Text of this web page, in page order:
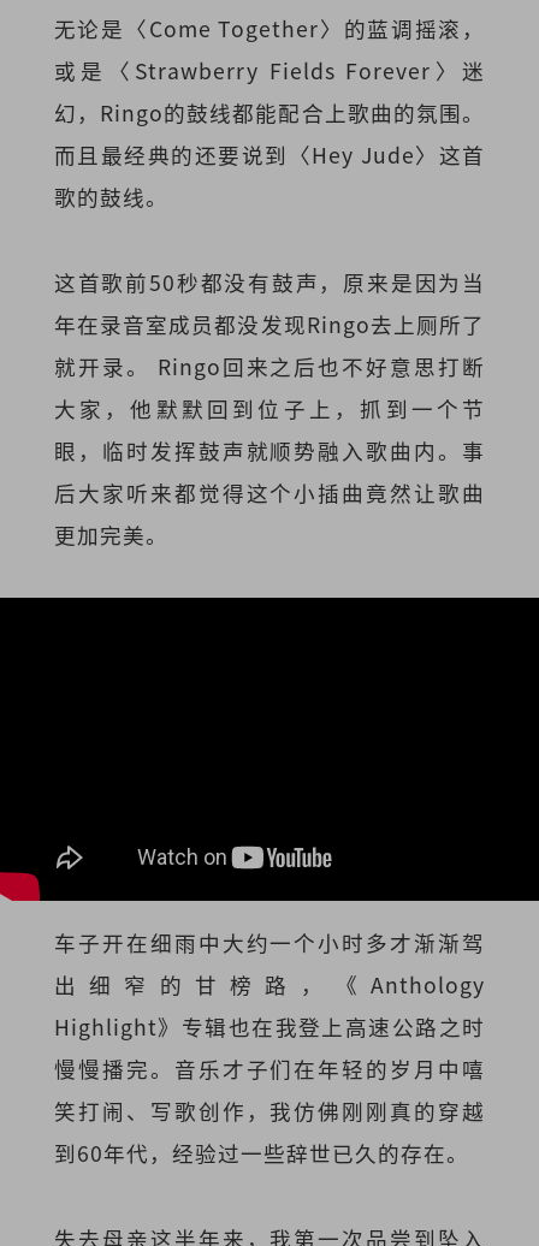
无论是〈Come Together〉的蓝调摇滚，
或是〈Strawberry Fields Forever〉迷
幻，Ringo的鼓线都能配合上歌曲的氛围。
而且最经典的还要说到〈Hey Jude〉这首
歌的鼓线。
这首歌前50秒都没有鼓声，原来是因为当
年在录音室成员都没发现Ringo去上厕所了
就开录。 Ringo回来之后也不好意思打断
大家，他默默回到位子上，抓到一个节
眼，临时发挥鼓声就顺势融入歌曲内。事
后大家听来都觉得这个小插曲竟然让歌曲
更加完美。
车子开在细雨中大约一个小时多才渐渐驾
出细窄的甘榜路，《Anthology
Highlight》专辑也在我登上高速公路之时
慢慢播完。音乐才子们在年轻的岁月中嘻
笑打闹、写歌创作，我仿佛刚刚真的穿越
到60年代，经验过一些辞世已久的存在。
失去母亲这半年来，我第一次品尝到坠入